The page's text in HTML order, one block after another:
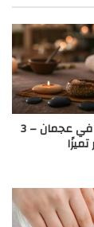
أفضل سبا للرجال في عجمان – 3